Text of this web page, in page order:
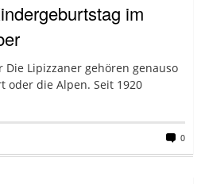
im
Die Lipizzaner gehören genauso
oder die Alpen. Seit 1920
0